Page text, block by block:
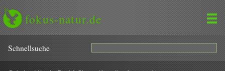
fokus-natur.de
Schnell­suche